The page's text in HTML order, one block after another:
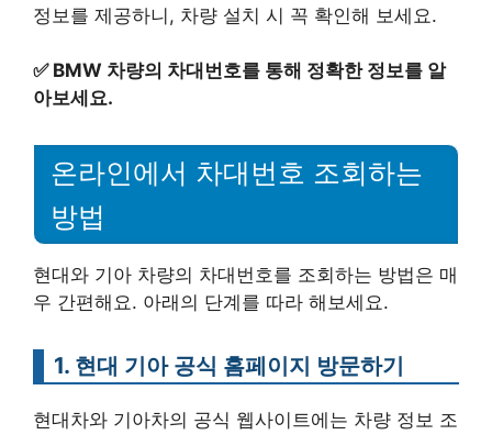
정보를 제공하니, 차량 설치 시 꼭 확인해 보세요.
✅ BMW 차량의 차대번호를 통해 정확한 정보를 알
아보세요.
온라인에서 차대번호 조회하는
방법
현대와 기아 차량의 차대번호를 조회하는 방법은 매
우 간편해요. 아래의 단계를 따라 해보세요.
1. 현대 기아 공식 홈페이지 방문하기
현대차와 기아차의 공식 웹사이트에는 차량 정보 조